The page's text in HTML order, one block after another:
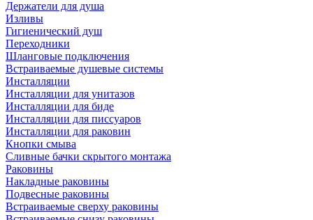
Держатели для душа
Изливы
Гигиенический душ
Переходники
Шланговые подключения
Встраиваемые душевые системы
Инсталляции
Инсталляции для унитазов
Инсталляции для биде
Инсталляции для писсуаров
Инсталляции для раковин
Кнопки смыва
Сливные бачки скрытого монтажа
Раковины
Накладные раковины
Подвесные раковины
Встраиваемые сверху раковины